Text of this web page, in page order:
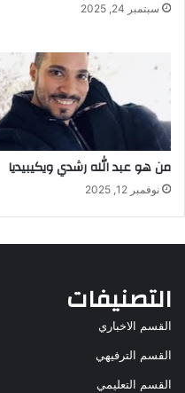
سبتمبر 24, 2025
من هو عبد الله رشدي ويكيبيديا
نوفمبر 12, 2025
التصنيفات
القسم الاخباري
القسم الترفيهي
القسم التعليمي